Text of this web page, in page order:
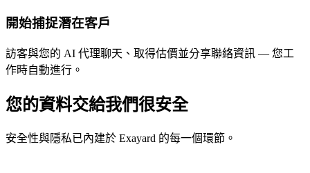
開始捕捉潛在客戶
訪客與您的 AI 代理聊天、取得估價並分享聯絡資訊 — 您工
作時自動進行。
您的資料交給我們很安全
安全性與隱私已內建於 Exayard 的每一個環節。